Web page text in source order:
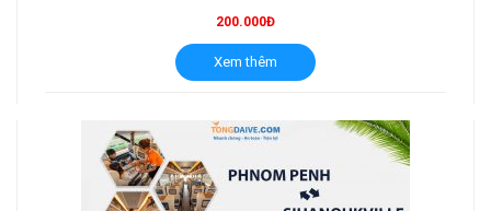
200.000Đ
Xem thêm